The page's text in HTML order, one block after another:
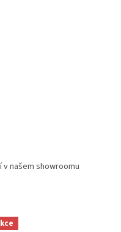
našem showroomu